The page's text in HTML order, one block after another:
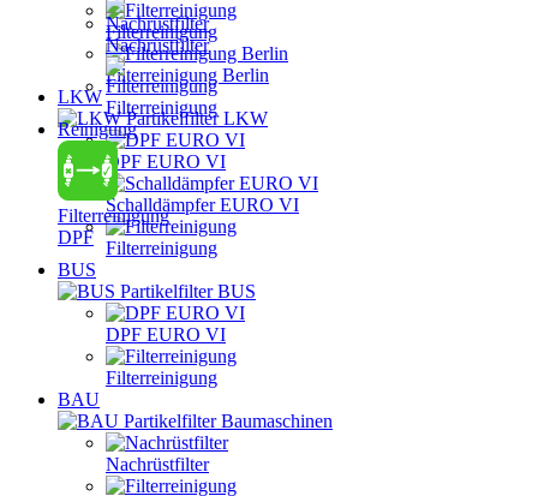
Nachrüstfilter
Filterreinigung
Reinigung
Filterreinigung
DPF
Filterreinigung
Filterreinigung Berlin
LKW
Partikelfilter LKW
DPF EURO VI
Schalldämpfer EURO VI
Filterreinigung
BUS
Partikelfilter BUS
DPF EURO VI
Filterreinigung
BAU
Partikelfilter Baumaschinen
Nachrüstfilter